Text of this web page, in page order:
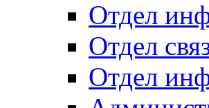
Отдел
Отдел
Отдел